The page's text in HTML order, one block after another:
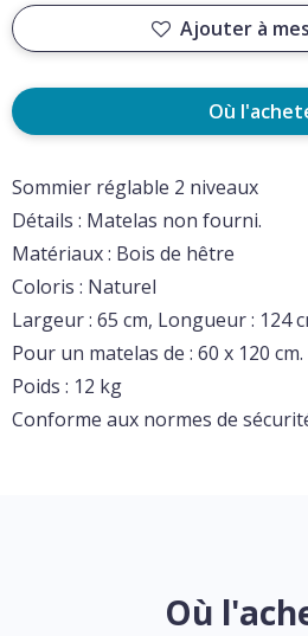
Ajouter à
Où
Sommier réglable 2 niveaux
Détails : Matelas non fourni.
Matériaux : Bois de hêtre
Coloris : Naturel
Largeur : 65 cm, Longueur : 124
Pour un matelas de : 60 x 120 cm.
Poids : 12 kg
Conforme aux normes de
Où